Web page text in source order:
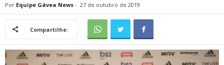
Por Equipe Gávea News - 27 de outubro de 2019
Compartilhe: